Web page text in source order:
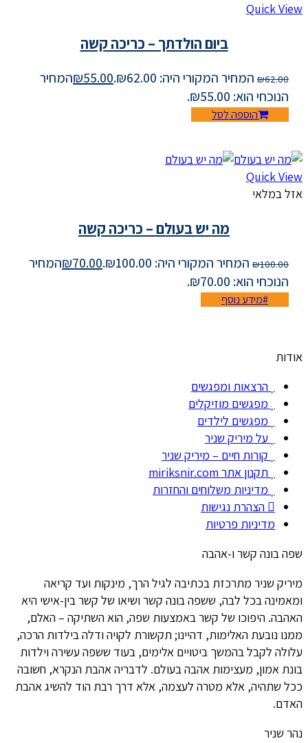
Quick View
ביום הולדתך – כריכה קשה
₪62.00 המחיר המקורי היה: ₪62.00. ₪55.00
המחיר
הנוכחי הוא: ₪55.00.
הוספה לסל
Quick View
אזל במלאי
מה יש בעולם – כריכה קשה
₪100.00 המחיר המקורי היה: ₪100.00. ₪70.00
המחיר
הנוכחי הוא: ₪70.00.
מידע נוסף
אודות
הרצאות ומפגשים
מפגשים מוזיקלים
מפגשים לילדים
על מיריק שניר
קורות חיים – מיריק שניר
תקנון אתר miriksnir.com
מדיניות משלוחים והחזרות
הצהרת נגישות
מדיניות פרטיות
שפה בונה קשר ו-אהבה
מיריק שניר מתרכזת בכתיבה לגיל הרך, מינקות ועד קריאה
ומאמינה בכל לבה, ששפה בונה קשר ושיאו של קשר בין-אישי היא
האהבה. היפוכו של קשר באמצעות שפה, הוא השתיקה – האלם,
ממנו נובעת האלימות, דהיינו; תקשורת לקויה ודלה בילדות הרכה,
עלולה לקבל בהמשך ביטויים אלימים, בעוד ששפה עשירה וילדות
בונת אמון, מעצימות אהבה בעולם. לדבריה אהבת הנקרא, חשובה
ככל שתהיה, אלא מטרה לעצמה, אלא דרך רבת הוד להשיג אהבת
האדם.
נהר שניר